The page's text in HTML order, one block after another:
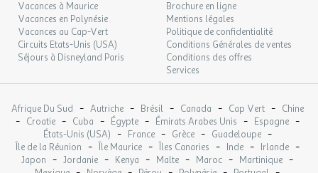
sept. 2026
MAR.
01
SEPT.
81 €/pers.
au lieu de99 €
Retour le
02/09/2026
02
SEPT.
au lieu de99 €
03/09/2026
JEU.
03
SEPT.
81 € /pers.
au lieu de
99 €
Retour le
04/09/2026
Vacances à Maurice
Vacances en Polynésie
Vacances au Cap-Vert
Circuits Etats-Unis (USA)
Séjours à Disneyland Paris
Brochure en ligne
Mentions légales
Politique de confidentialité
Conditions Générales de ventes
Conditions des offres
Services
Afrique Du Sud - Autriche - Brésil - Canada - Cap Vert - Chine
- Croatie - Cuba - Égypte - Émirats Arabes Unis - Espagne -
États-Unis (USA) - France - Grèce - Guadeloupe -
Île de la Réunion - Île Maurice - Îles Canaries - Inde - Irlande -
Japon - Jordanie - Kenya - Malte - Maroc - Martinique -